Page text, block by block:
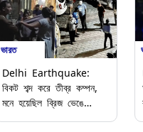
ভারত
Delhi Earthquake:
বিকট শব্দ করে তীব্র কম্পন,
মনে হয়েছিল ব্রিজ ভেঙে